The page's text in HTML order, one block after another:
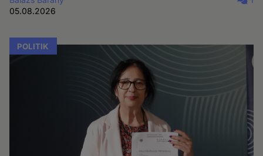
05.08.2026
POLITIK